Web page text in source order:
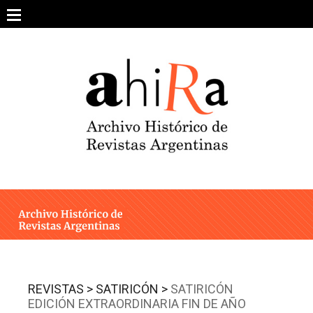
content
ARCHIVO DE REVISTAS
ESTUDIOS CRÍTICOS
INTEGRANTES
CONTACTO
REVISTAS > SATIRICÓN > SATIRICÓN
EDICIÓN EXTRAORDINARIA FIN DE AÑO